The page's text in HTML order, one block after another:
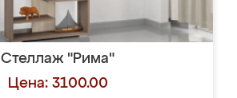
Стеллаж "Рима"
Цена: 3100.00